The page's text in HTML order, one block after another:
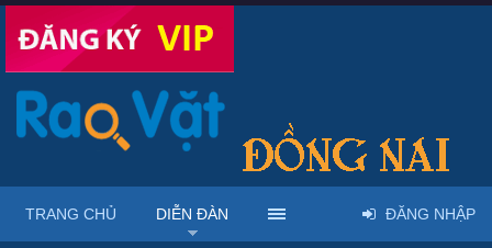
TRANG CHỦ DIỄN ĐÀN ĐĂNG NHẬP